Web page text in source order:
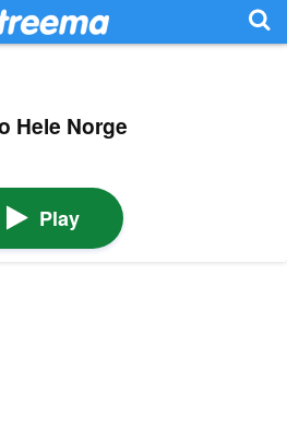
Hele Norge
Play